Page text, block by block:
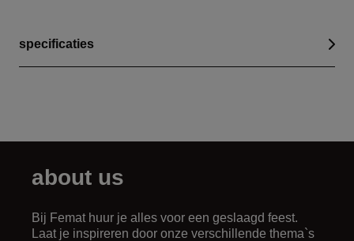
specificaties
about us
Bij Femat huur je alles voor een geslaagd feest.
Laat je inspireren door onze verschillende thema`s